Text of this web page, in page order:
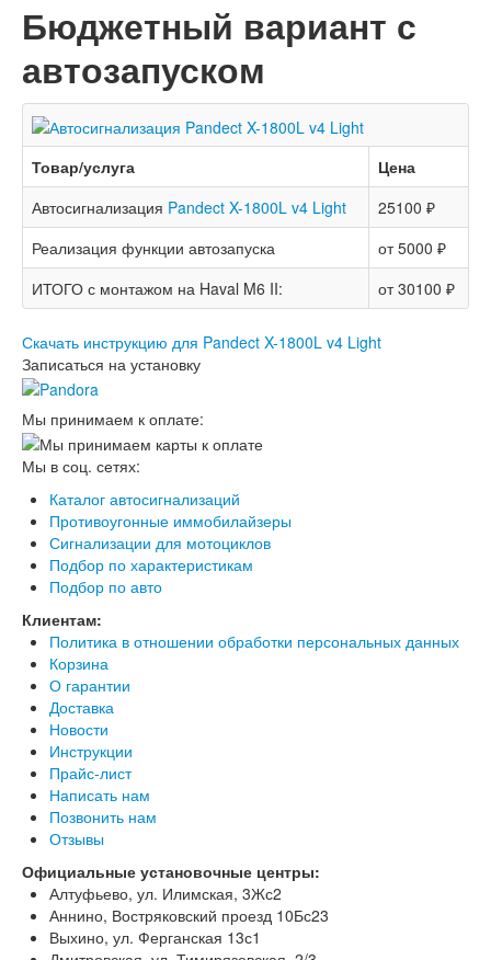
Бюджетный вариант с
автозапуском
Товар/услуга
Цена
Автосигнализация Pandect X-1800L v4 Light
25100 ₽
Реализация функции автозапуска
от 5000 ₽
ИТОГО с монтажом на Haval M6 II:
от 30100 ₽
Скачать инструкцию для Pandect X-1800L v4 Light
Записаться на установку
Мы принимаем к оплате:
Мы в соц. сетях:
Каталог автосигнализаций
Противоугонные иммобилайзеры
Сигнализации для мотоциклов
Подбор по характеристикам
Подбор по авто
Клиентам:
Политика в отношении обработки персональных данных
Корзина
О гарантии
Доставка
Новости
Инструкции
Прайс-лист
Написать нам
Позвонить нам
Отзывы
Официальные установочные центры:
Алтуфьево, ул. Илимская, 3Жс2
Аннино, Востряковский проезд 10Бс23
Выхино, ул. Ферганская 13с1